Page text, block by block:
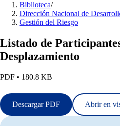
Biblioteca/
Dirección Nacional de
Gestión del Riesgo
Listado de
Desplazamiento
PDF • 180.8 KB
Descargar PDF Abrir en